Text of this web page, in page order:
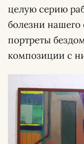
целую серию
болезни нашего
портреты
композиции с